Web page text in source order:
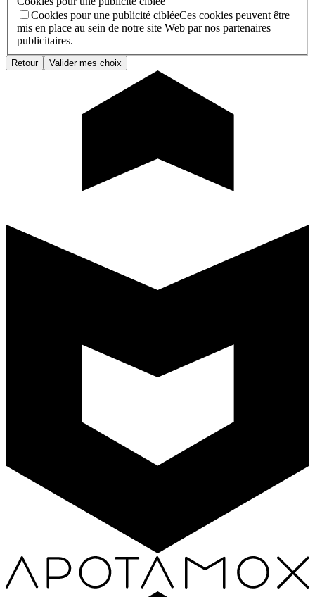
Cookies pour une publicité cibléeCes cookies peuvent être
mis en place au sein de notre site Web par nos partenaires
publicitaires.
Retour Valider mes choix